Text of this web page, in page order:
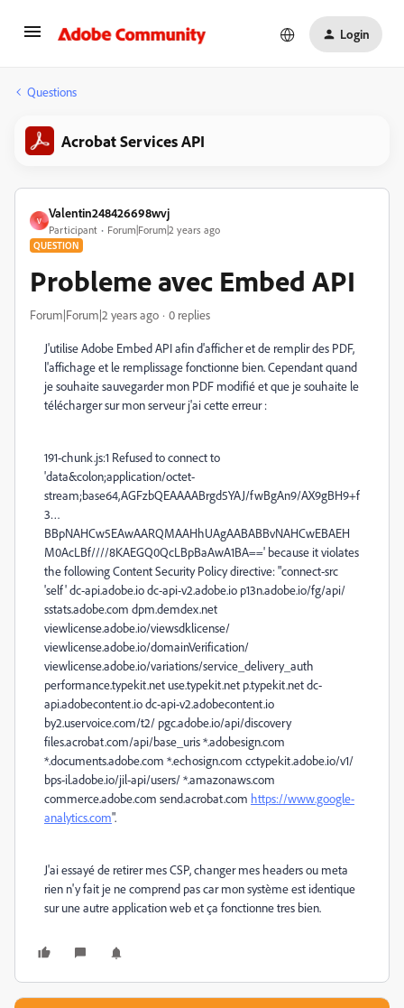
Login
Questions
Acrobat Services API
V
Valentin248426698wvj
Participant Forum|Forum|2 years ago
QUESTION
Probleme avec Embed API
Forum|Forum|2 years ago 0 replies
J'utilise Adobe Embed API afin d'afficher et de remplir des PDF,
l'affichage et le remplissage fonctionne bien. Cependant quand
je souhaite sauvegarder mon PDF modifié et que je souhaite le
télécharger sur mon serveur j'ai cette erreur :
191-chunk.js:1 Refused to connect to
'data&colon;application/octet-
stream;base64,AGFzbQEAAAABrgd5YAJ/fwBgAn9/AX9gBH9+f
3…
BBpNAHCw5EAwAARQMAAHhUAgAABABBvNAHCwEBAEH
M0AcLBf////8KAEGQ0QcLBpBaAwA1BA==' because it violates
the following Content Security Policy directive: "connect-src
'self' dc-api.adobe.io dc-api-v2.adobe.io p13n.adobe.io/fg/api/
sstats.adobe.com dpm.demdex.net
viewlicense.adobe.io/viewsdklicense/
viewlicense.adobe.io/domainVerification/
viewlicense.adobe.io/variations/service_delivery_auth
performance.typekit.net use.typekit.net p.typekit.net dc-
api.adobecontent.io dc-api-v2.adobecontent.io
by2.uservoice.com/t2/ pgc.adobe.io/api/discovery
files.acrobat.com/api/base_uris *.adobesign.com
*.documents.adobe.com *.echosign.com cctypekit.adobe.io/v1/
bps-il.adobe.io/jil-api/users/ *.amazonaws.com
commerce.adobe.com send.acrobat.com https://www.google-
analytics.com".
J'ai essayé de retirer mes CSP, changer mes headers ou meta
rien n'y fait je ne comprend pas car mon système est identique
sur une autre application web et ça fonctionne tres bien.